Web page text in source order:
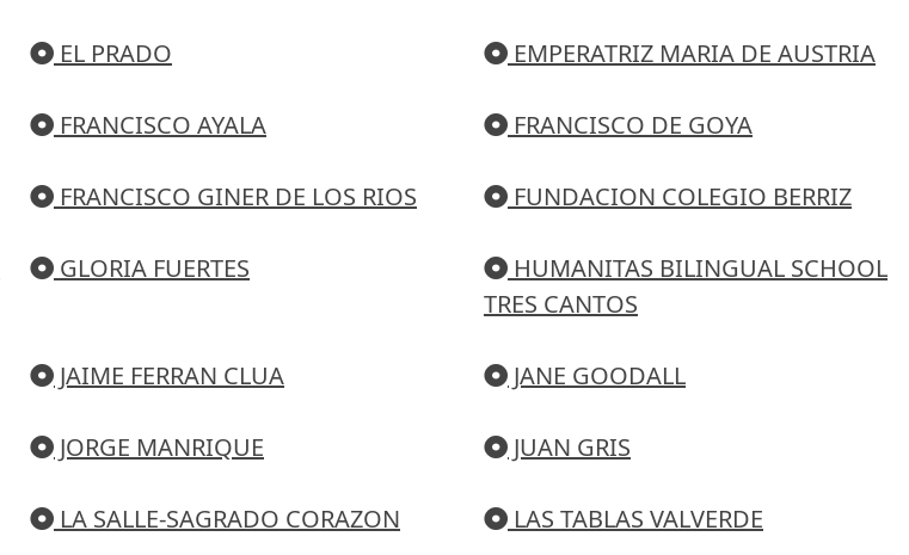
EL PRADO EMPERATRIZ MARIA DE AUSTRIA
FRANCISCO AYALA FRANCISCO DE GOYA
FRANCISCO GINER DE LOS RIOS FUNDACION COLEGIO BERRIZ
GLORIA FUERTES
HUMANITAS BILINGUAL SCHOOL
TRES CANTOS
JAIME FERRAN CLUA JANE GOODALL
JORGE MANRIQUE JUAN GRIS
LA SALLE-SAGRADO CORAZON LAS TABLAS VALVERDE